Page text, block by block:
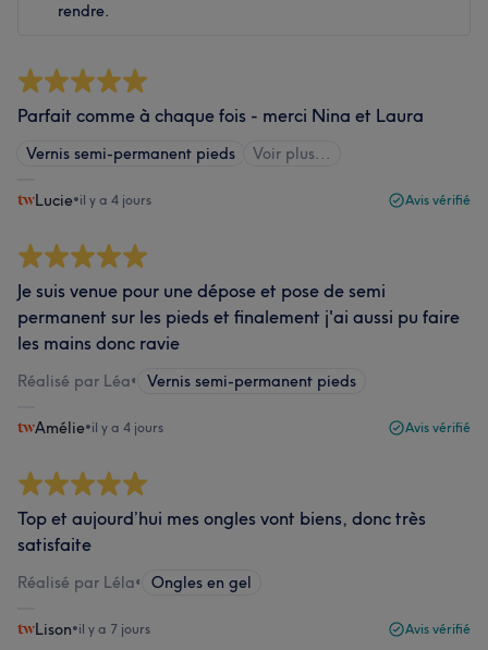
rendre.
Parfait comme à chaque fois - merci Nina et Laura
Vernis semi-permanent pieds Voir plus...
Lucie•il y a 4 jours Avis vérifié
Je suis venue pour une dépose et pose de semi
permanent sur les pieds et finalement j'ai aussi pu faire
les mains donc ravie
Réalisé par Léa• Vernis semi-permanent pieds
Amélie•il y a 4 jours Avis vérifié
Top et aujourd’hui mes ongles vont biens, donc très
satisfaite
Réalisé par Léla• Ongles en gel
Lison•il y a 7 jours Avis vérifié